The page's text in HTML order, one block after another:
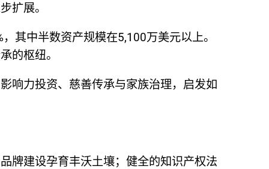
扩展。
其中半数资产规模在5,100万美元以上。
的枢纽。
响力投资、慈善传承与家族治理，启发如
牌建设孕育丰沃土壤；健全的知识产权法